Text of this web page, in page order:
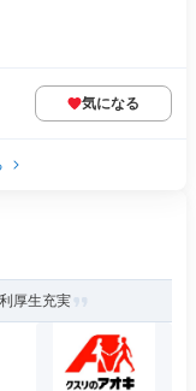
気になる
厚生充実